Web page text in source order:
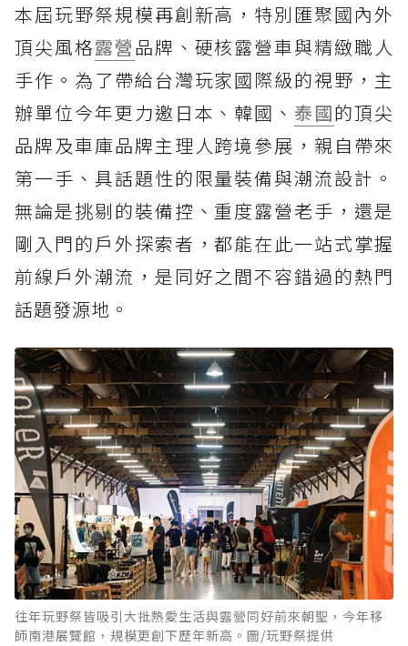
本屆玩野祭規模再創新高，特別匯聚國內外
頂尖風格露營品牌、硬核露營車與精緻職人
手作。為了帶給台灣玩家國際級的視野，主
辦單位今年更力邀日本、韓國、 泰國的頂尖
品牌及車庫品牌主理人跨境參展，親自帶來
第一手、具話題性的限量裝備與潮流設計。
無論是挑剔的裝備控、重度露營老手，還是
剛入門的戶外探索者，都能在此一站式掌握
前線戶外潮流，是同好之間不容錯過的熱門
話題發源地。
往年玩野祭皆吸引大批熱愛生活與露營同好前來朝聖，今年移
師南港展覽館，規模更創下歷年新高。圖/玩野祭提供